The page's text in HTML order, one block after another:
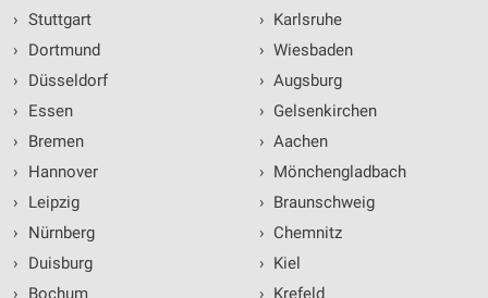
› Stuttgart
›
Dortmund
›
Düsseldorf
›
Essen
›
Bremen
›
Hannover
›
Leipzig
›
Nürnberg
›
Duisburg
›
Bochum
› Karlsruhe
› Wiesbaden
› Augsburg
› Gelsenkirchen
› Aachen
› Mönchengladbach
› Braunschweig
› Chemnitz
› Kiel
› Krefeld